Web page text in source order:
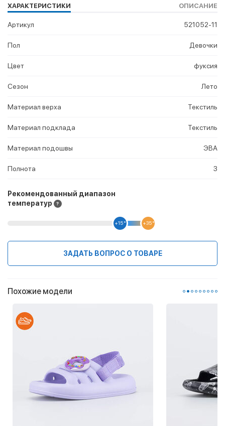
ХАРАКТЕРИСТИКИ ОПИСАНИЕ
Артикул 521052-11
Пол Девочки
Цвет фуксия
Сезон Лето
Материал верха Текстиль
Материал подклада Текстиль
Материал подошвы ЭВА
Полнота 3
Рекомендованный диапазон
температур
+15 ° +35 °
ЗАДАТЬ ВОПРОС О ТОВАРЕ
Похожие модели